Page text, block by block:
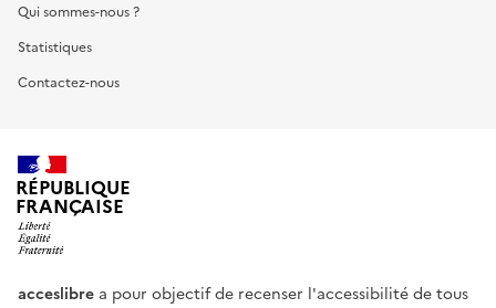
Qui sommes-nous ?
Statistiques
Contactez-nous
RÉPUBLIQUE
FRANÇAISE
acceslibre a pour objectif de recenser l'accessibilité de tous